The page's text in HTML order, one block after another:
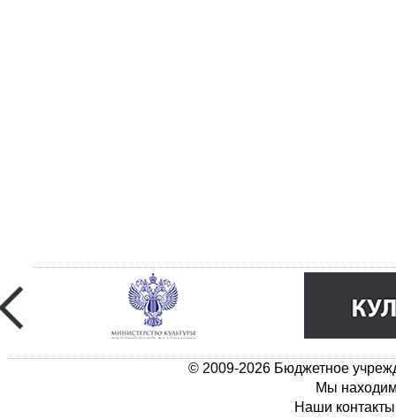
© 2009-2026 Бюджетное
Мы
Наши